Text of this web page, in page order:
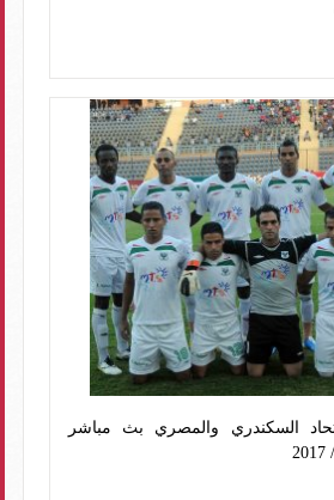
السكندري والمصري بث مباشر